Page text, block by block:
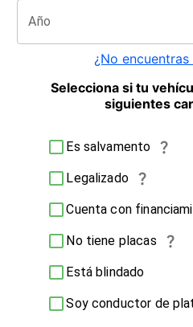
Año
¿No
Selecciona si tu
siguientes
Es salvamento
Legalizado
Cuenta con
No tiene placas
Está blindado
Soy conductor de